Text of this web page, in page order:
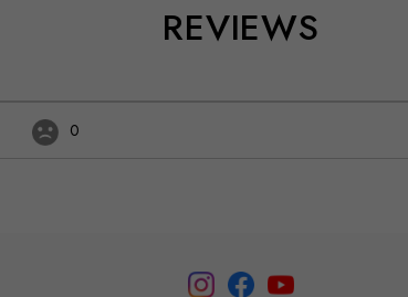
REVIEWS
0